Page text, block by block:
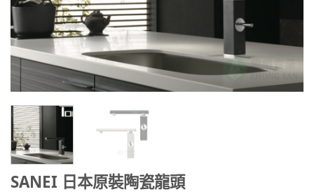
SANEI 日本原裝陶瓷龍頭